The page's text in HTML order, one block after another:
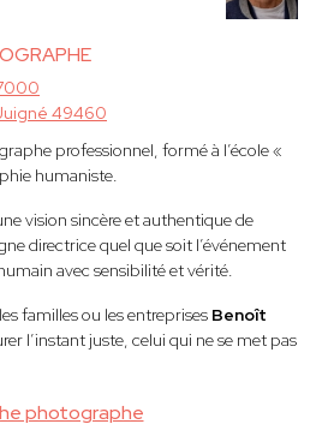
photographe
49460
professionnel, formé à l’école «
humaniste.
vision sincère et authentique de
directrice quel que soit l’événement
avec sensibilité et vérité.
familles ou les entreprises Benoît
l’instant juste, celui qui ne se met pas